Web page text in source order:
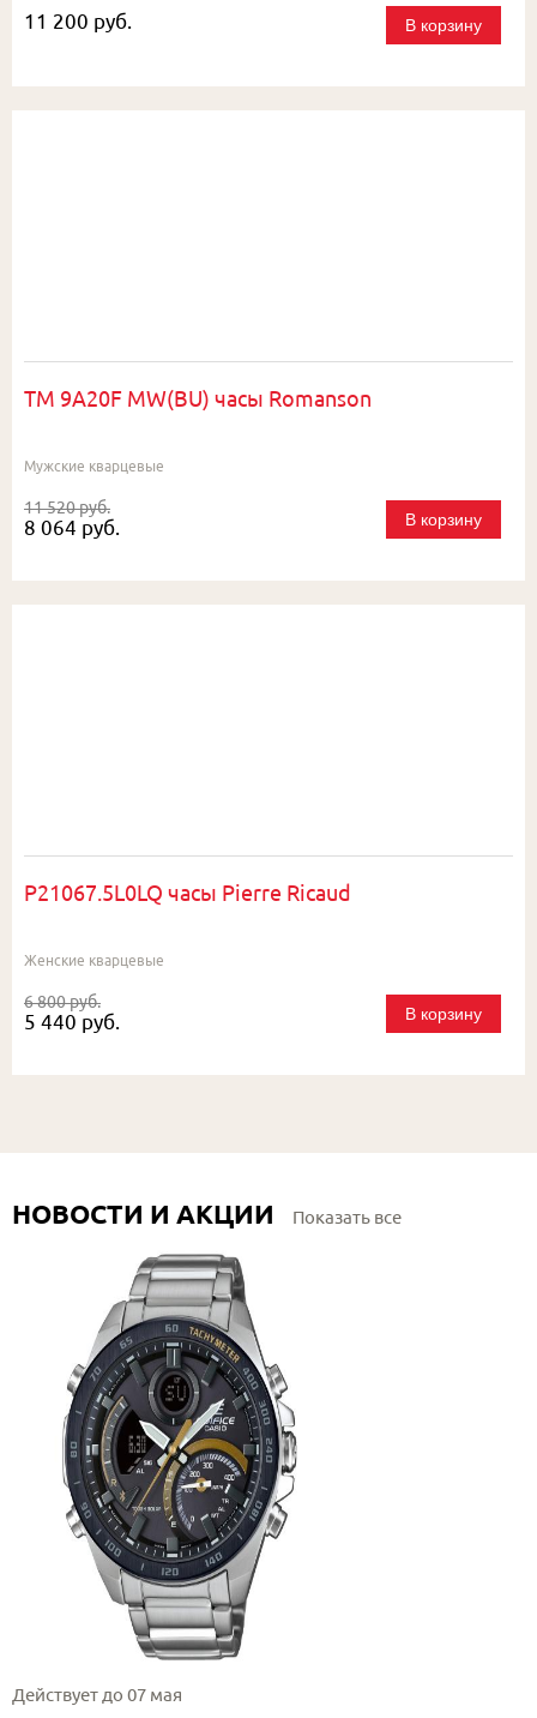
11 200 руб. В корзину
TM 9A20F MW(BU) часы Romanson
Мужские кварцевые
11 520 руб.
8 064 руб. В корзину
P21067.5L0LQ часы Pierre Ricaud
Женские кварцевые
6 800 руб.
5 440 руб. В корзину
НОВОСТИ И АКЦИИ Показать все
Действует до 07 мая